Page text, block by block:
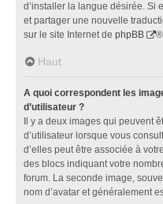
d’installer la langue désirée. Si
et partager une nouvelle
sur le site Internet de phpBB
Haut
A quoi correspondent les
d’utilisateur ?
Il y a deux images qui peuvent
d’utilisateur lorsque vous
d’elles peut être associée à
des blocs indiquant votre
forum. La seconde image,
nom d’avatar et généralement